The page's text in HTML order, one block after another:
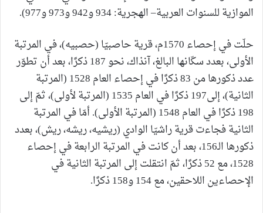
الموازية للسنوات العربية– الهجرية: 934 و942 و973 و977).
حلّت في إحصاء 1570م، قرية حاصبيّا (حصبيه)، في المرتبة
الأولى، بعدد سكّانها البالغ، آنذاك، نحو 187 ذكرًا، بعد أن تطوّر
عدد ذكورها من 83 ذكرًا في إحصاء العام 1528 (المرتبة
الثانية)، إلى197 ذكرًا في العام 1535 (المرتبة لأولى)، ثمّ إلى
198 ذكرًا في العام 1548 (المرتبة الأولى). أمّا في المرتبة
الثانية فجاءت قرية راشيّا الوادي (ريشيه، ريشه، ريش)، بعدد
ذكورها الـ156، بعد أن كانت في المرتبة الرابعة في إحصاء
1528، مع 52 ذكرًا، ثمّ انتقلت إلى المرتبة الثانية في
الإحصاءين اللاحقين، مع 154 و158 ذكرًا.